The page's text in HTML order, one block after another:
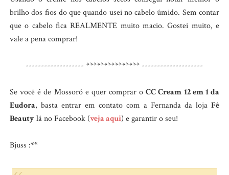
brilho dos fios do que quando usei no cabelo úmido. Sem contar
que o cabelo fica REALMENTE muito macio. Gostei muito, e
vale a pena comprar!
------------------- *************** --------------------
Se você é de Mossoró e quer comprar oCC Cream 12 em 1 da
Eudora, basta entrar em contato com a Fernanda da lojaFê
Beautylá no Facebook (veja aqui) e garantir o seu!
Bjuss :**